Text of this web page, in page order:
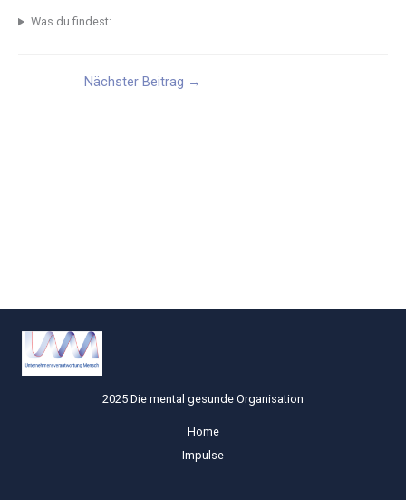
Was du findest:
Nächster Beitrag →
2025 Die mental gesunde Organisation
Home
Impulse